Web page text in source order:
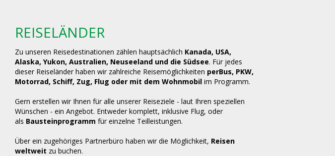
REISELÄNDER
Zu unseren Reisedestinationen zählen hauptsächlich Kanada, USA,
Alaska, Yukon, Australien, Neuseeland und die Südsee. Für jedes
dieser Reiseländer haben wir zahlreiche Reisemöglichkeiten perBus, PKW,
Motorrad, Schiff, Zug, Flug oder mit dem Wohnmobilim Programm.
Gern erstellen wir Ihnen für alle unserer Reiseziele - laut Ihren speziellen
Wünschen - ein Angebot. Entweder komplett, inklusive Flug, oder
als Bausteinprogramm für einzelne Teilleistungen.
Über ein zugehöriges Partnerbüro haben wir die Möglichkeit, Reisen
weltweit zu buchen.